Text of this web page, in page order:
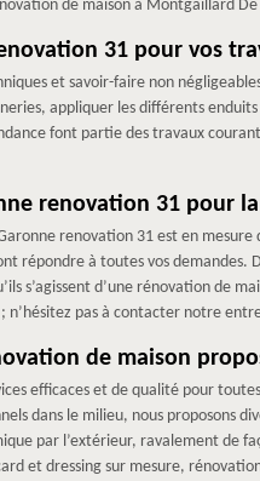
de maison à Montgaillard De
31 pour vos
et savoir-faire non
appliquer les différents
font partie des travaux
renovation 31 pour
renovation 31 est en
répondre à toutes vos demandes.
s’agissent d’une rénovation de
pas à contacter notre
de maison
efficaces et de qualité pour
dans le milieu, nous proposons
par l’extérieur, ravalement de
et dressing sur mesure,